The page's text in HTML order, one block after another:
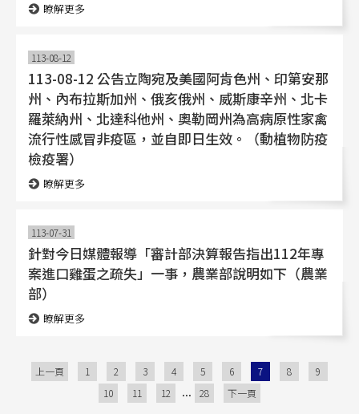
瞭解更多
113-08-12
113-08-12 公告立陶宛及美國阿肯色州、印第安那
州、內布拉斯加州、俄亥俄州、威斯康辛州、北卡
羅萊納州、北達科他州、奧勒岡州為高病原性家禽
流行性感冒非疫區，並自即日生效。（動植物防疫
檢疫署）
瞭解更多
113-07-31
針對今日媒體報導「審計部決算報告指出112年專
案進口雞蛋之疏失」一事，農業部說明如下（農業
部）
瞭解更多
上一頁 1 2 3 4 5 6 7 8
9
10
11 12 ... 28 下一頁